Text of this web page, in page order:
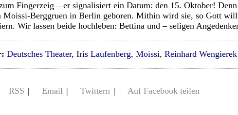
Fingerzeig – er signalisiert ein Datum: den 15. Oktober!
Moissi-Berggruen in Berlin geboren. Mithin wird sie, so Gott
Wir lassen beide hochleben: Bettina und – seligen
Deutsches Theater, Iris Laufenberg, Moissi, Reinhard Wengierek
RSS | Email | Twittern | Auf Facebook teilen